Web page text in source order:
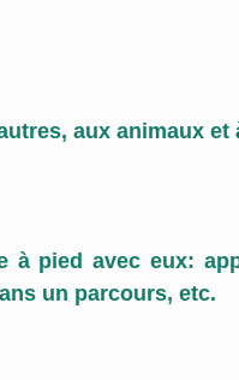
aux animaux et
à pied avec eux:
un parcours, etc.